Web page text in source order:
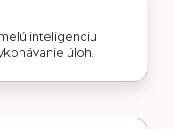
inteligenciu
úloh.